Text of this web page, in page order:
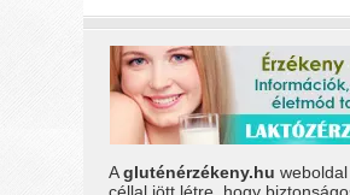
Agluténérzékeny.hu
céllal jött létre, hogy